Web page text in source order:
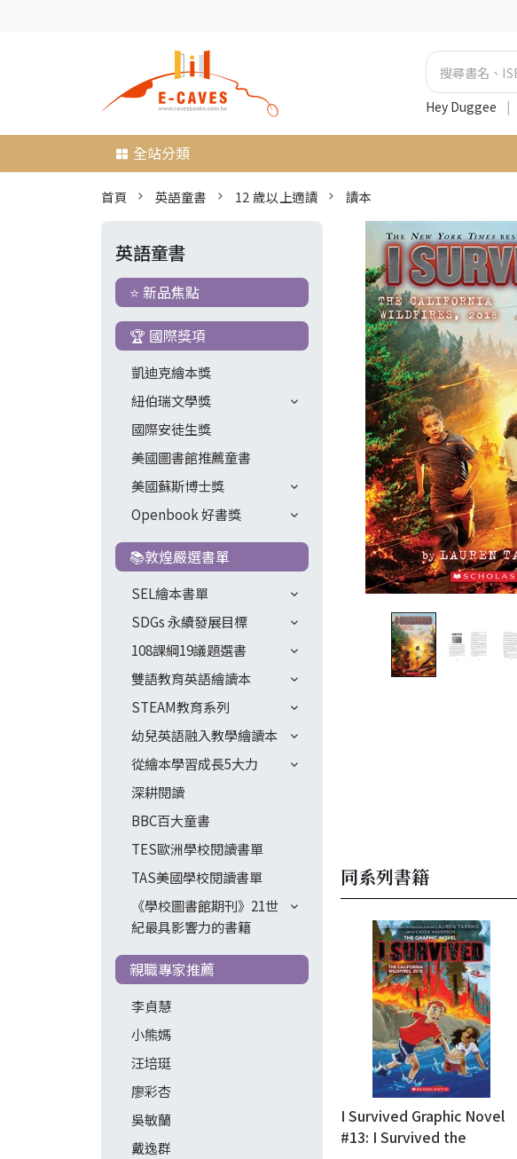
Hey Duggee |
全站分類
首頁 英語童書 12 歲以上適讀 讀本
英語童書
⭐ 新品焦點
🏆 國際獎項
凱迪克繪本獎
紐伯瑞文學獎
國際安徒生獎
美國圖書館推薦童書
美國蘇斯博士獎
Openbook 好書獎
📚敦煌嚴選書單
SEL繪本書單
SDGs 永續發展目標
108課綱19議題選書
雙語教育英語繪讀本
STEAM教育系列
幼兒英語融入教學繪讀本
從繪本學習成長5大力
深耕閱讀
BBC百大童書
TES歐洲學校閱讀書單
TAS美國學校閱讀書單
《學校圖書館期刊》21世
紀最具影響力的書籍
親職專家推薦
李貞慧
小熊媽
汪培珽
廖彩杏
吳敏蘭
戴逸群
同系列書籍
I Survived Graphic Novel
#13: I Survived the